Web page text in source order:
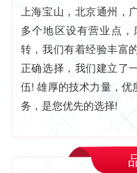
上海宝山，北京通州，
多个地区设有营业点
转，我们有着经验丰富
正确选择，我们建立了
伍! 雄厚的技术力量，
务，是您优先的选择!